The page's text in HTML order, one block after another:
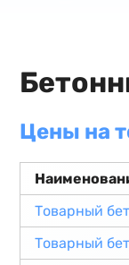
Цены на
Товарный
Товарный